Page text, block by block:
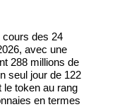
avec une
288 millions de
seul jour de 122
token au rang
en termes